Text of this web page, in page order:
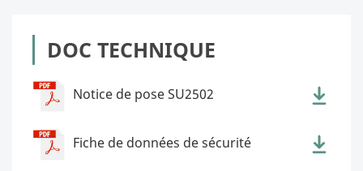
DOC TECHNIQUE
Notice de pose SU2502
Fiche de données de sécurité